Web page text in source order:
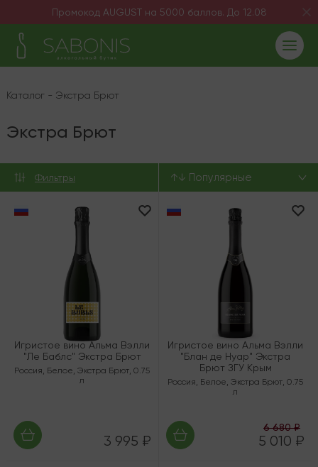
Промокод AUGUST на 5000 баллов. До 12.08
Каталог - Экстра Брют
Экстра Брют
Фильтры ↑↓ Популярные
Игристое вино Альма Вэлли
"Ле Баблс" Экстра Брют
Россия, Белое,Экстра Брют,0.75
л
3 995 ₽
Игристое вино Альма Вэлли
"Блан де Нуар" Экстра
Брют ЗГУ Крым
Россия, Белое, Экстра Брют, 0.75
л
6 680 ₽
5 010 ₽